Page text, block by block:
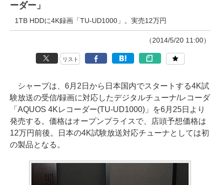
ーダー」
1TB HDDに4K録画「TU-UD1000」。実売12万円
（2014/5/20 11:00）
リスト
シャープは、6月2日から日本国内でスタートする4K試
験放送の受信/録画に対応したデジタルチューナ/レコーダ
「AQUOS 4Kレコーダー(TU-UD1000)」を6月25日より
発売する。価格はオープンプライスで、店頭予想価格は
12万円前後。日本の4K試験放送対応チューナとしては初
の製品となる。